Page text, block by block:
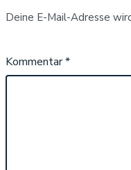
Deine E-Mail-Adresse
Kommentar*